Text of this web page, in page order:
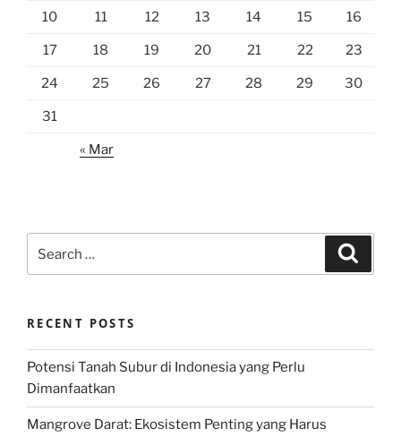
10 11 12 13 14 15 16
17 18 19 20 21 22 23
24 25 26 27 28 29 30
31
« Mar
for:
RECENT POSTS
Potensi Tanah Subur di Indonesia yang Perlu
Dimanfaatkan
Mangrove Darat: Ekosistem Penting yang Harus